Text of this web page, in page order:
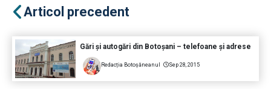
Articol precedent
Gări și autogări din Botoșani – telefoane și adrese
Redacția Botoșăneanul Sep 28, 2015